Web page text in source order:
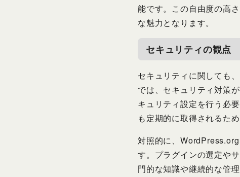
能です。この自由度の高
な魅力となります。
セキュリティの観点
セキュリティに関しても
では、セキュリティ対策
キュリティ設定を行う必
も定期的に取得されるた
対照的に、
す。プラグインの選定や
門的な知識や継続的な管